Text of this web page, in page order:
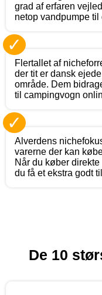
grad af erfaren
netop vandpumpe til
✓
Flertallet af
der tit er dansk
område. Dem
til campingvogn
✓
Alverdens
varerne der kan
Når du køber
du få et ekstra godt
De 10